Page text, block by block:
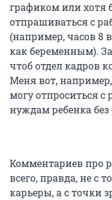
графиком или хотя
отпрашиваться с
(например, часов 8
как беременным).
чтоб отдел кадров
Меня вот,
могу отпроситься с
нуждам ребенка
Комментариев про
всего, правда, не с
карьеры, а с точки